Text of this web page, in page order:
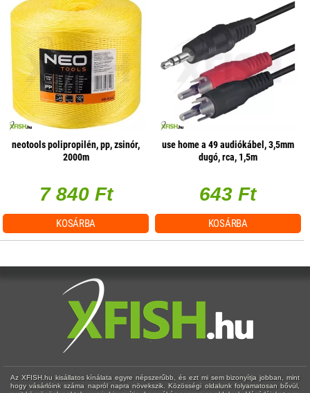
neotools polipropilén, pp, zsinór,
2000m
7 840 Ft
KOSÁRBA
use home a 49 audiókábel, 3,5mm
dugó, rca, 1,5m
643 Ft
KOSÁRBA
Az XFISH.hu kisállatos kínálata egyre népszerűbb, és ezt mi sem bizonyítja jobban, mint
hogy vásárlóink száma napról napra növekszik. Közösségi oldalunk folyamatosan bővül,